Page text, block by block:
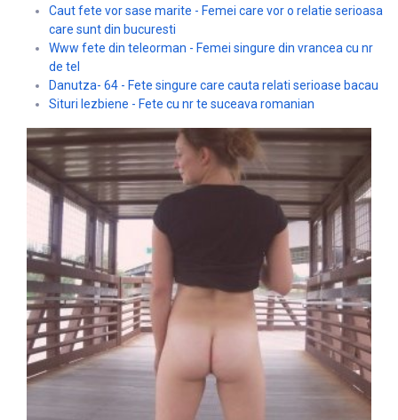
Caut fete vor sase marite - Femei care vor o relatie serioasa
care sunt din bucuresti
Www fete din teleorman - Femei singure din vrancea cu nr
de tel
Danutza- 64 - Fete singure care cauta relati serioase bacau
Situri lezbiene - Fete cu nr te suceava romanian